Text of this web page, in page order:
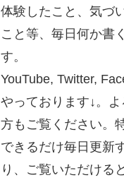
体験したこと、気づ
こと等、毎日何か書
す。
YouTube, Twitter,
やっております↓。
方もご覧ください。
できるだけ毎日更新
り、ご覧いただける